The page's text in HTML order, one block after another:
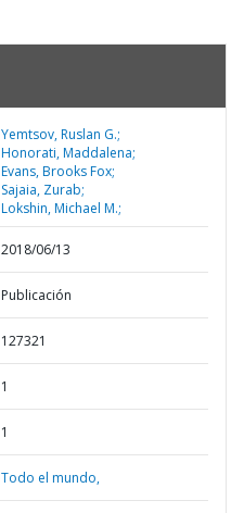
Yemtsov, Ruslan G.;
Honorati, Maddalena;
Evans, Brooks Fox;
Sajaia, Zurab;
Lokshin, Michael M.;
2018/06/13
Publicación
127321
1
1
Todo el mundo,